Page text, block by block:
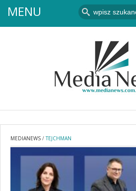
MENU
MEDIANEWS /TEJCHMAN